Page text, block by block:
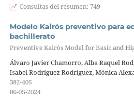
Consultas del resumen: 749
Modelo Kairós preventivo para
bachillerato
Preventive Kairós Model for Basic and
Álvaro Javier Chamorro, Alba Raquel
Isabel Rodríguez Rodríguez, Mónica
382-405
06-05-2024